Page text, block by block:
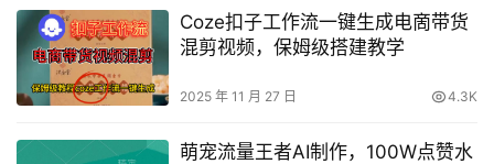
Coze扣子工作流一键生成电啇带货
混剪视频，保姆级搭建教学
2025 年 11 月 27 日 4.3K
萌宠流量王者AI制作，100W点赞水